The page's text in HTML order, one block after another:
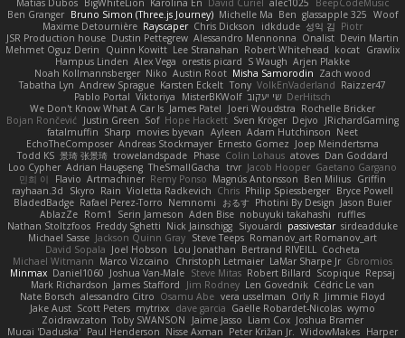
Matias Dubos BigWhiteLion Karolina En David Curiel alec1025
BeepCodeMusic
Ben Granger Bruno Simon (Three.js Journey) Michelle Ma Ben glassapple 325 Woof
Maxime Detournière Rayscaper Chris Dickson idkdude 성익 김 Piotr
JSR Production house Dustin Pettegrew Alessandro Mennonna Onalist Devin Martin
Mehmet Oguz Derin
Quinn Kowitt Lee Stranahan Robert Whitehead kocat Grawlix
Hampus Linden Alex Vega orestis picard S Waugh Arjen Plakke
Noah Kollmannsberger Niko Austin Root Misha Samorodin Zach wood
Tabatha Lyn Andrew Sprague Karsten Eckelt Tony VolkEnVaderland Raizzer47
Pablo Portal Viktoriya MisterBKWolf שי יעקוב DerHitsch
We Don't Know What A Car Is James Patel Joeri Woudstra Rochelle Bricker
Bojan Rončević Justin Green Sof Hope Hackett Sven Kröger Dejvo
JRichardGaming
fatalmuffin Sharp movies byevan Ayleen Adam Hutchinson Neet
EchoTheComposer Andreas Stockmayer Ernesto Gomez Joep Meindertsma
Todd KS 景琦 张景琦 trowelandspade Phase Colin Lohaus atoves Dan Goddard
Loo Cypher Adrian Haugseng TheSmallGacha trvr Jacob Hooper Gaetano Gargano
민희 이
Flavio Artmachiner Remy Ponso Magnús Antonsson Ben Milius Griffin
rayhaan.3d
Skyro Rain Violetta Radkevich Chris Philip Spiessberger Bryce Powell
BladedBadge Rafael Perez-Torro Nemnomi おるす Photini By Design Jason Buier
AblazZe Rom1 Serin Jameson Aden Bise nobuyuki takahashi
ruffles
Nathan Stoltzfoos Freddy Sghetti Nick Jainschigg Siyouardi passivestar sirdeadduke
Michael Sasse Jackson Quinn Gray Steve Teeps Romanov_art Romanov_art
David Sopala Joel Hobson Lou Jonathan Bertrand RIVEILL Cocheta
Michael Witmann Marco Vizcaino Christoph Letmaier LaMar Sharpe Jr Gbromios
Minmax Daniel1060 Joshua Van-Male Steve Mitas Robert Billard Scopique Repsaj
Mark Richardson James Stafford Jim Rodney Len Govednik Cédric Le van
Nate Borsch alessandro Citro Osamu Abe vera usselman Orly R Jimmie Floyd
Jake Aust Scott Peters mytrixx dave garcia Gaëlle Robardet-Nicolas wymo
Zoidrawzaton Toby SWANSON Jaime Jasso Liam Cox Joshua Bramer
Mucai 'Daduska' Paul Henderson Nisse Axman Peter Križan Jr. WidowMakes Harper